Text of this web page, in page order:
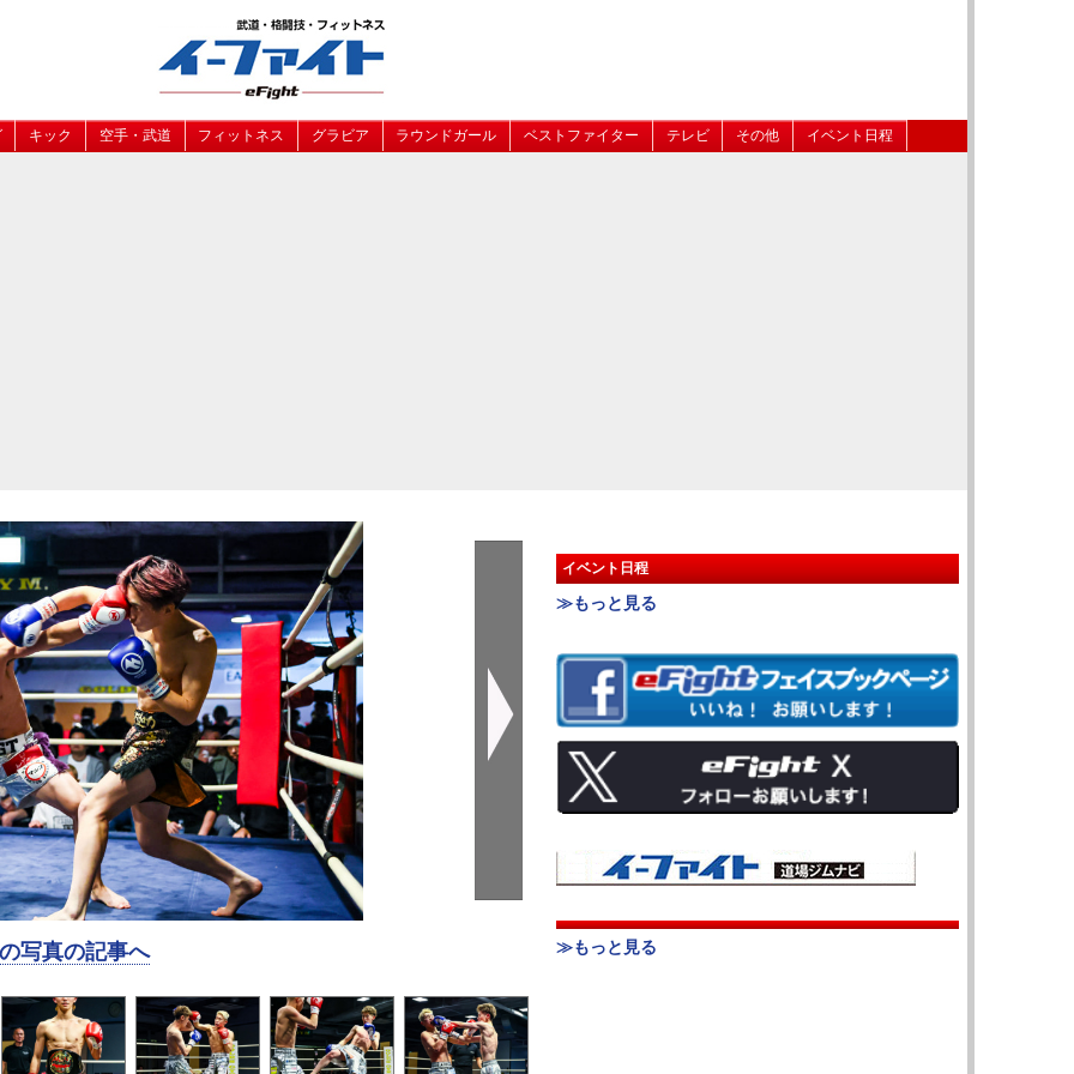
キック 空手・武道 フィットネス グラビア ラウンドガール ベストファイター テレビ その他 イベント日程
写真の記事へ
イベント日程
≫もっと見る
≫もっと見る